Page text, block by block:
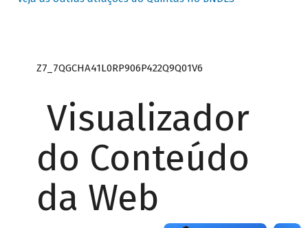
Z7_7QGCHA41L0RP906P422Q9Q01V6
Visualizador
do Conteúdo
da Web